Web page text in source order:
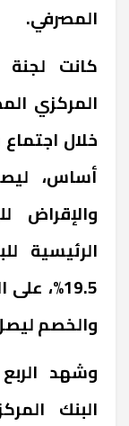
المصرفي.
كانت لجنة
المركزي
أساس،
والإقراض
19.5%،
والخصم ليصل
وشهد
البنك